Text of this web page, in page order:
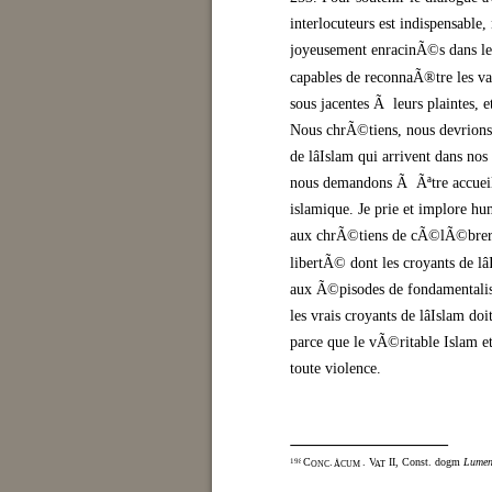
interlocuteurs est indispensable,
joyeusement enracinÃ©s dans
capables de reconnaÃ®tre les
sous jacentes Ã leurs plaintes,
Nous chrÃ©tiens, nous
de lâIslam qui arrivent dans
nous demandons Ã Ãªtre
islamique. Je prie et implore
aux chrÃ©tiens de cÃ©lÃ©brer
libertÃ© dont les croyants de
aux Ã©pisodes de
les vrais croyants de lâIslam
parce que le vÃ©ritable Islam
toute violence.
198 CONC. ÅCUM . VAT II, Const. dogm.